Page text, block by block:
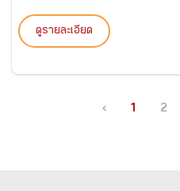
ดูรายละเอียด
‹ 1 2